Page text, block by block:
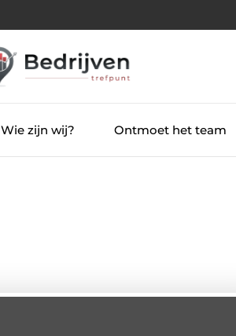
Wie zijn wij? Ontmoet het team